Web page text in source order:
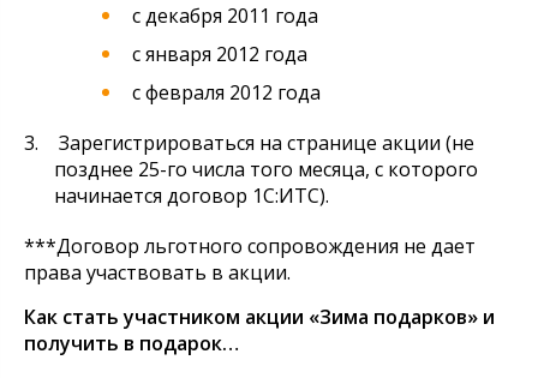
с декабря 2011 года
с января 2012 года
с февраля 2012 года
Зарегистрироваться на странице акции (не
позднее 25-го числа того месяца, с которого
начинается договор 1С:ИТС).
***Договор льготного сопровождения не дает
права участвовать в акции.
Как стать участником акции «Зима подарков» и
получить в подарок…